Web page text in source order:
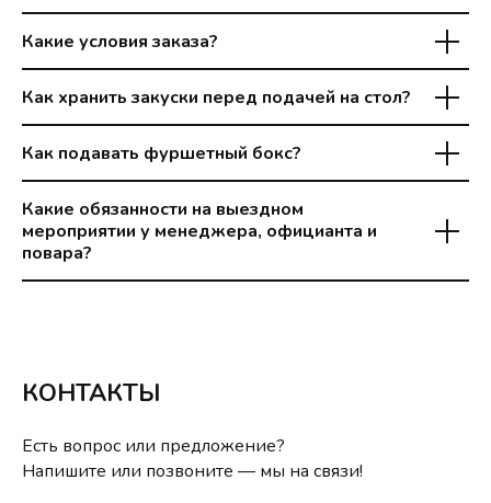
Какие условия заказа?
Как хранить закуски перед подачей на стол?
Как подавать фуршетный бокс?
Какие обязанности на выездном
мероприятии у менеджера, официанта и
повара?
КОНТАКТЫ
Есть вопрос или предложение?
Напишите или позвоните — мы на связи!